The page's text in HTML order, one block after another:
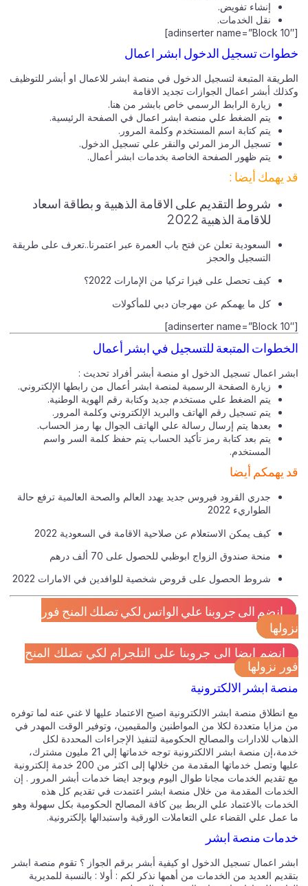
إنشاء تفويض.
نقل الخدمات.
[adinserter name=”Block 10″]
خطوات تسجيل الدخول ابشر اعمال
الطريقة المتبعة لتسجيل الدخول في منصة ابشر للاعمال او أبشر للتوظيف
وكذلك أبشر اعمال الجوازات تجديد الاقامة
زيارة الرابط الرسمي خاص بابشر من هنا.
يتم الضغط علي منصة ابشر اعمال في الصفحة الرئيسية.
يتم كتابة اسم المستخدم وكلمة المرور.
تسجيل الرمز المرئي والنقر علي تسجيل الدخول.
يتم ظهور الصفحة الخاصة بخدمات ابشر أعمال.
قد يهمك أيضا :
شروط التقديم على الاقامة الذهبية و بطاقة اسعاد
للاقامة الذهبية 2022
السعودية تعلن عن فتح باب العمرة عبر اعتمرنا..تعرف على طريقة
التسجيل والحجز
كيف تحصل على فيزا تركيا من الإمارات 2022؟
كل ما يهمكم عن مهرجان دبي للمأكولات
[adinserter name=”Block 10″]
الخطوات المتبعة للتسجيل في ابشر أعمال
ابشر اعمال تسجيل الدخول او منصة أبشر أفراد تحديث :
زيارة الصفحة الرسمية لمنصة ابشر أعمال من رابطها الإلكتروني.
يتم الضغط علي مستخدم جديد وكتابة رقم الهوية الوطنية.
يتم تسجيل رقم الهاتف والبريد الإلكتروني وكلمة المرور.
بعدها يتم إرسال رسالة علي الهاتف الجوال بها رمز الحساب.
يتم بعد كتابة رمز تأكيد الحساب يتم حفظ كلمة السر واسم
المستخدم.
قد يهمكم أيضا
جدري القرود فيروس جديد يهدد العالم والصحة العالمية ترفع حالة
الطواريء 2022
كيف يمكن الاستعلام عن صلاحية الاقامة في السعودية 2022
منحة صندوق الزواج ابوظبي للحصول على 70 ألف درهم
شروط الحصول على قروض شخصية للوافدين في الامارات 2022
انضم الى جروبنا علي الواتس لكي تصلك المنح فور
نزولها
انضم ايضا الى جروبنا على التلجرام لكي تصلك المنح
فور نزولها
منصة ابشر الالكترونية
مع انطلاق منصة ابشر الالكترونية اصبح الاعتماد عليها لا غني عنه لما توفره
من مزايا متعددة لكلا من المواطنين والمقيمين، وتوفير الوقت المهدر في
الذهاب للادارات والمصالح الحكومية لتنفيذ الإجراءات المحددة لكل
خدمة،إن منصة ابشر الالكترونية توجه خدماتها إلي 21 مليون مشترك،
عليها وتصل خدماتها المقدمة من خلالها إلى اكثر من 200 خدمة إلكترونية
مع تقديم الخدمات مجانا طوال اليوم ويوجد ايضا خدمات أبشر المرور . إن
الخدمات المقدمة من خلال منصة ابشر اعتمدت في تقديم كل هذه
الخدمات بالاعتماد علي الربط بين كافة المصالح الحكومية بكل سهولة وهو
ما عمل علي القضاء علي التعاملات الورقية واستبدالها بإلكترونية.
خدمات منصة ابشر
ابشر اعمال تسجيل الدخول او كيفية أبشر برقم الجواز ؟ تقوم منصة ابشر
بتقديم العديد من الخدمات من أهمها نذكر لكم : أولا : بالنسبة للمديرية